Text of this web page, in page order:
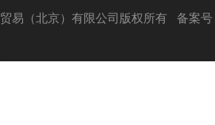
易（北京）有限公司版权所有 备案号